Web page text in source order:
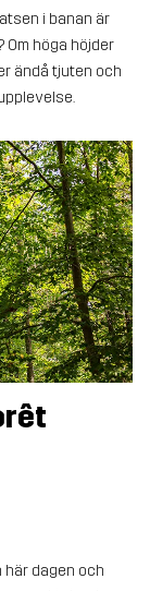
i banan är
Om höga höjder
ändå tjuten och
här dagen och